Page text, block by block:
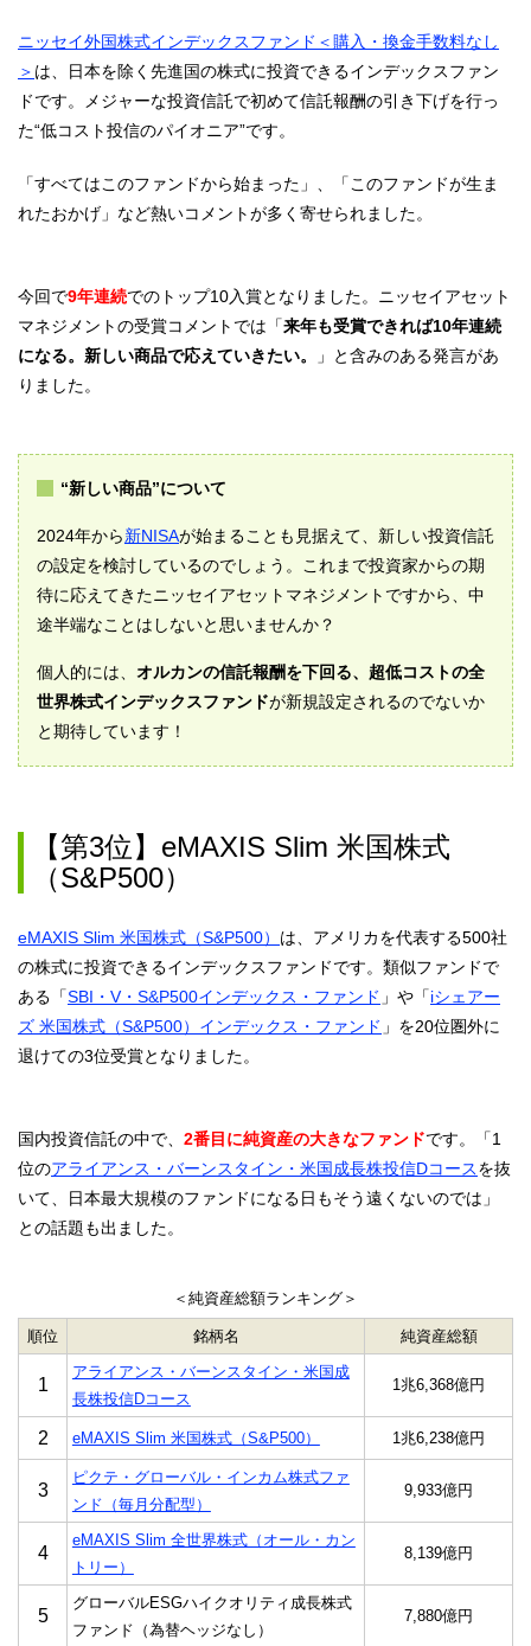
ニッセイ外国株式インデックスファンド＜購入・換金手数料なし
＞ は、日本を除く先進国の株式に投資できるインデックスファン
ドです。メジャーな投資信託で初めて信託報酬の引き下げを行っ
た“低コスト投信のパイオニア”です。
「すべてはこのファンドから始まった」、「このファンドが生ま
れたおかげ」など熱いコメントが多く寄せられました。
今回で9年連続でのトップ10入賞となりました。ニッセイアセット
マネジメントの受賞コメントでは「来年も受賞できれば10年連続
になる。新しい商品で応えていきたい。
」と含みのある発言があ
りました。
“新しい商品”について
2024年から新NISAが始まることも見据えて、新しい投資信託
の設定を検討しているのでしょう。これまで投資家からの期
待に応えてきたニッセイアセットマネジメントですから、中
途半端なことはしないと思いませんか？
個人的には、 オルカンの信託報酬を下回る、超低コストの全
世界株式インデックスファンドが新規設定されるのでないか
と期待しています！
【第3位】eMAXIS Slim 米国株式
（S&P500）
eMAXIS Slim 米国株式（S&P500） は、アメリカを代表する500社
の株式に投資できるインデックスファンドです。類似ファンドで
ある「SBI・V・S&P500インデックス・ファンド 」や「iシェアー
ズ 米国株式（S&P500）インデックス・ファンド 」を20位圏外に
退けての3位受賞となりました。
国内投資信託の中で、 2番目に純資産の大きなファンドです。「1
位のアライアンス・バーンスタイン・米国成長株投信Dコースを抜
いて、日本最大規模のファンドになる日もそう遠くないのでは」
との話題も出ました。
＜純資産総額ランキング＞
順位 銘柄名 純資産総額
1
アライアンス・バーンスタイン・米国成
長株投信Dコース
1兆6,368億円
2 eMAXIS Slim 米国株式（S&P500） 1兆6,238億円
3
ピクテ・グローバル・インカム株式ファ
ンド（毎月分配型）
9,933億円
4
eMAXIS Slim 全世界株式（オール・カン
トリー）
8,139億円
5
グローバルESGハイクオリティ成長株式
ファンド（為替ヘッジなし）
7,880億円